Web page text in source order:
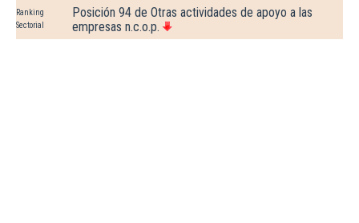
Ranking
Sectorial
Posición 94 de Otras actividades de apoyo a las
empresas n.c.o.p.